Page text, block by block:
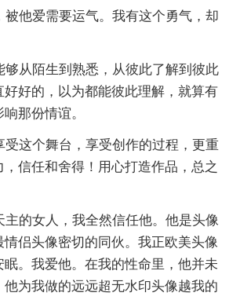
被他爱需要运气。我有这个勇气，却
够从陌生到熟悉，从彼此了解到彼此
好的，以为都能彼此理解，就算有
那份情谊。
受这个舞台，享受创作的过程，更重
信任和舍得！用心打造作品，总之
主的女人，我全然信任他。他是头像
侣头像密切的同伙。我正欧美头像
。我爱他。在我的性命里，他并未
为我做的远远超无水印头像越我的